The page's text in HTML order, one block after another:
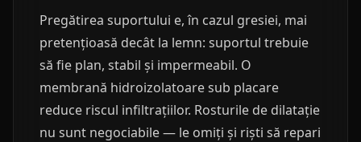
Pregătirea suportului e, în cazul gresiei, mai
pretențioasă decât la lemn: suportul trebuie
să fie plan, stabil și impermeabil. O
membrană hidroizolatoare sub placare
reduce riscul infiltrațiilor. Rosturile de dilatație
nu sunt negociabile — le omiți și riști să repari